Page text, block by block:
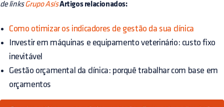
de linksGrupo AsísArtigos relacionados:
Como otimizar os indicadores de gestão da sua clínica
Investir em máquinas e equipamento veterinário: custo fixo
inevitável
Gestão orçamental da clínica: porquê trabalhar com base em
orçamentos